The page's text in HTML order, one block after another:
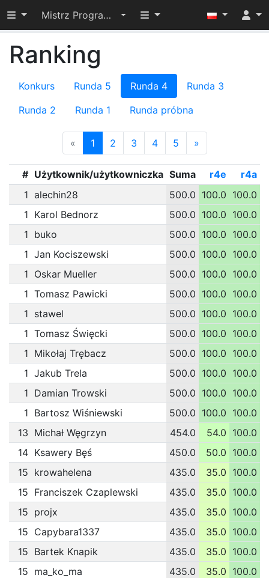
Przełącz widoczność menu
Mistrz Programowania 2024 Przełącz widoczność menu
Ranking
Konkurs Runda 5 Runda 4
Runda 3
Runda 2
Runda 1 Runda próbna
« 1 2 3 4 5 »
# Użytkownik/użytkowniczka Suma r4e
r4a
1 alechin28 500.0 100.0 100.0
1 Karol Bednorz 500.0 100.0 100.0
1 buko 500.0 100.0 100.0
1 Jan Kociszewski 500.0 100.0 100.0
1 Oskar Mueller 500.0 100.0 100.0
1 Tomasz Pawicki 500.0 100.0 100.0
1 stawel 500.0 100.0 100.0
1 Tomasz Święcki 500.0 100.0 100.0
1 Mikołaj Trębacz 500.0 100.0 100.0
1 Jakub Trela 500.0 100.0 100.0
1 Damian Trowski 500.0 100.0 100.0
1 Bartosz Wiśniewski 500.0 100.0 100.0
13 Michał Węgrzyn 454.0 54.0 100.0
14 Ksawery Bęś 450.0 50.0 100.0
15 krowahelena 435.0 35.0 100.0
15 Franciszek Czaplewski 435.0 35.0 100.0
15 projx 435.0 35.0 100.0
15 Capybara1337 435.0 35.0 100.0
15 Bartek Knapik 435.0 35.0 100.0
15 ma_ko_ma 435.0 35.0 100.0